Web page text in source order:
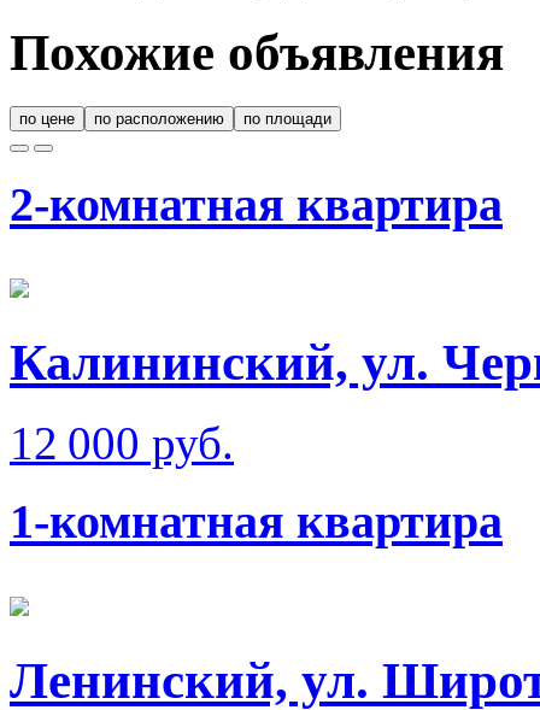
Похожие объявления
по цене по расположению по площади
2-комнатная квартира
Калининский, ул.
12 000 руб.
1-комнатная квартира
Ленинский, ул.